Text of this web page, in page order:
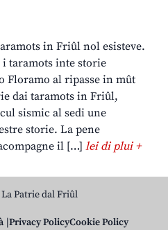
in Friûl nol esisteve.
taramots inte storie
Floramo al ripasse in mût
dai taramots in Friûl,
sismic al sedi une
storie. La pene
il […] lei di plui +
Patrie dal Friûl
Privacy PolicyCookie Policy